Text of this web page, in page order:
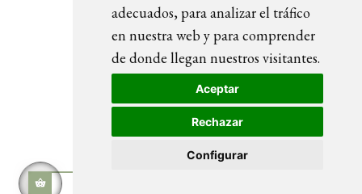
adecuados, para analizar el tráfico
en nuestra web y para comprender
de donde llegan nuestros visitantes.
Aceptar
Rechazar
Configurar